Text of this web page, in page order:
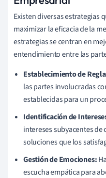
Existen diversas estrategias
maximizar la eficacia de la
estrategias se centran en
entendimiento entre las
Establecimiento de
las partes involucradas
establecidas para un
Identificación de
intereses subyacentes
soluciones que los
Gestión de Emociones:
escucha empática para